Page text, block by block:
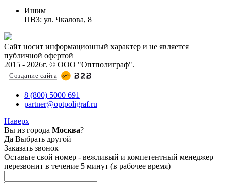
Ишим
ПВЗ: ул. Чкалова, 8
Сайт носит информационный характер и не является
публичной офертой
2015 - 2026г. © ООО "Оптполиграф".
Создание сайта
8 (800) 5000 691
partner@optpoligraf.ru
Наверх
Вы из города Москва?
Да Выбрать другой
Заказать звонок
Оставьте свой номер - вежливый и компетентный менеджер
перезвонит в течение 5 минут (в рабочее время)